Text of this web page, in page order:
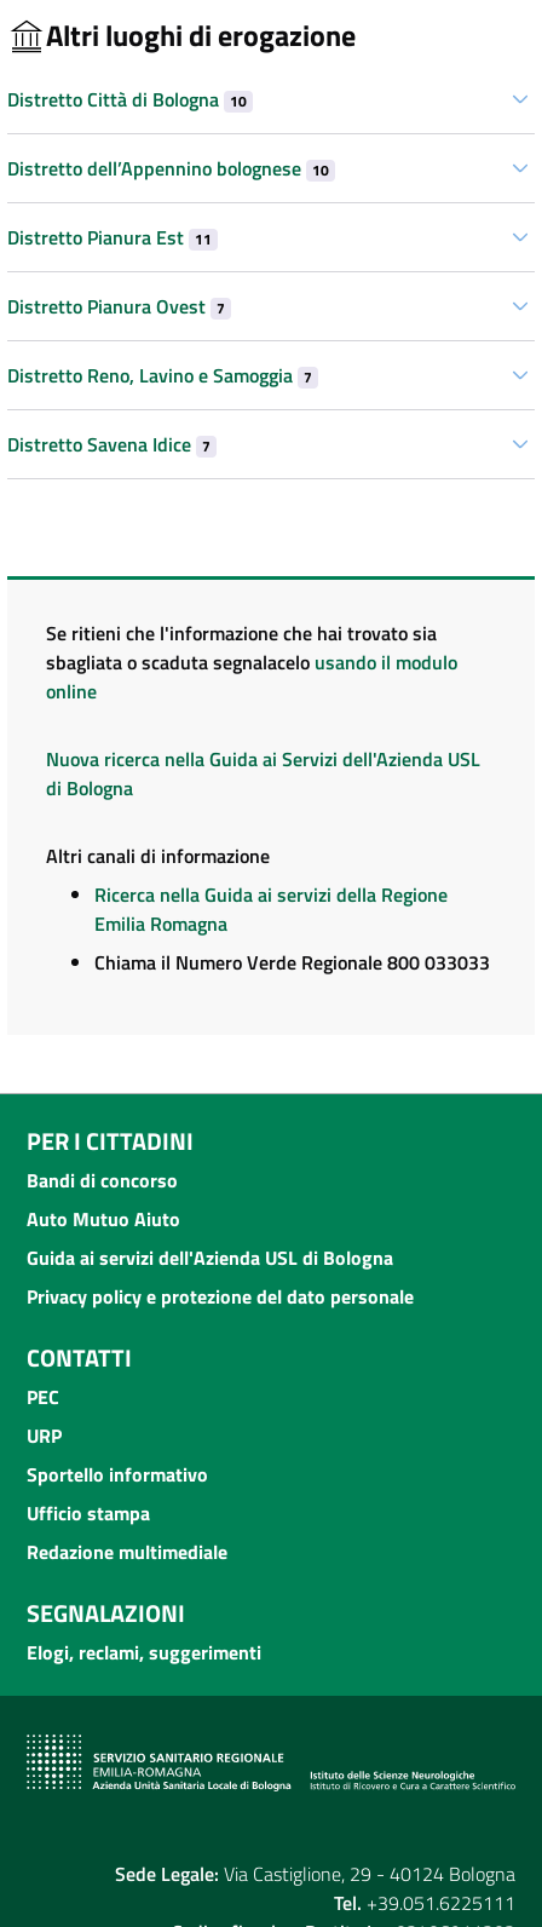
Altri luoghi di erogazione
Distretto Città di Bologna 10
Distretto dell’Appennino bolognese 10
Distretto Pianura Est 11
Distretto Pianura Ovest 7
Distretto Reno, Lavino e Samoggia 7
Distretto Savena Idice 7
Se ritieni che l'informazione che hai trovato sia
sbagliata o scaduta segnalacelo usando il modulo
online
Nuova ricerca nella Guida ai Servizi dell'Azienda USL
di Bologna
Altri canali di informazione
Ricerca nella Guida ai servizi della Regione
Emilia Romagna
Chiama il Numero Verde Regionale 800 033033
PER I CITTADINI
Bandi di concorso
Auto Mutuo Aiuto
Guida ai servizi dell'Azienda USL di Bologna
Privacy policy e protezione del dato personale
CONTATTI
PEC
URP
Sportello informativo
Ufficio stampa
Redazione multimediale
SEGNALAZIONI
Elogi, reclami, suggerimenti
Sede Legale: Via Castiglione, 29 - 40124 Bologna
Tel. +39.051.6225111